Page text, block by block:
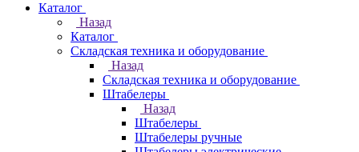
Каталог
Назад
Каталог
Складская техника и оборудование
Назад
Складская техника и оборудование
Штабелеры
Назад
Штабелеры
Штабелеры ручные